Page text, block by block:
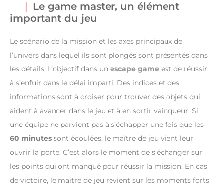
Le game master, un élément
important du jeu
Le scénario de la mission et les axes principaux de
l’univers dans lequel ils sont plongés sont présentés dans
les détails. L’objectif dans un escape game est de réussir
à s’enfuir dans le délai imparti. Des indices et des
informations sont à croiser pour trouver des objets qui
aident à avancer dans le jeu et à en sortir vainqueur. Si
une équipe ne parvient pas à s’échapper une fois que les
60 minutes sont écoulées, le maître de jeu vient leur
ouvrir la porte. C’est alors le moment de s’échanger sur
les points qui ont manqué pour réussir la mission. En cas
de victoire, le maitre de jeu revient sur les moments forts